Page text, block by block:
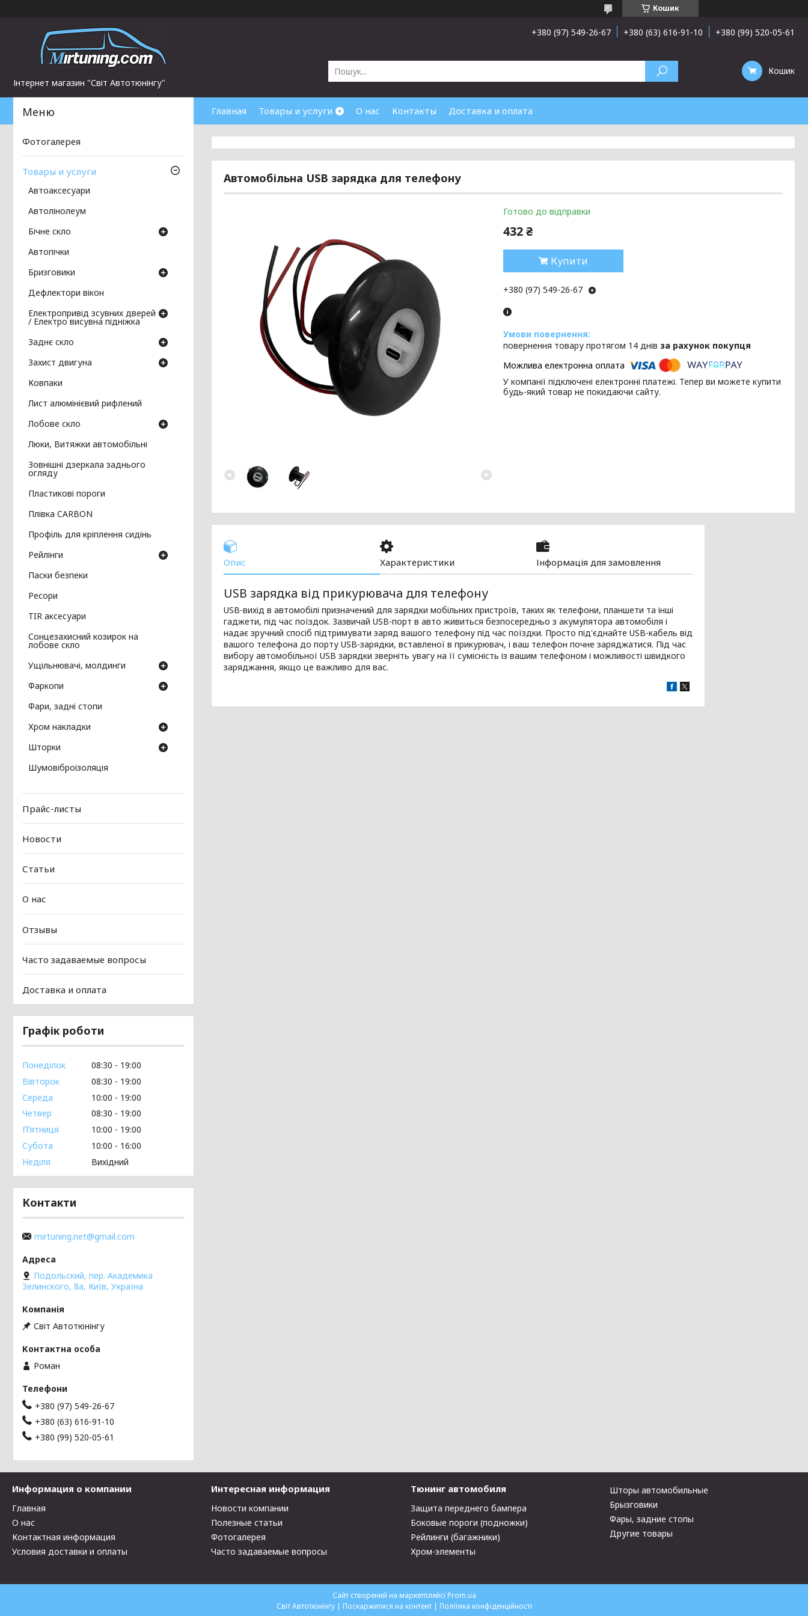
Кошик
Інтернет магазин "Світ Автотюнінгу"
+380 (97) 549-26-67 +380 (63) 616-91-10 +380 (99) 520-05-61
Кошик
Главная Товары и услуги О нас Контакты Доставка и оплата
Автомобільна USB зарядка для телефону
Готово до відправки
432 ₴
Купити
+380 (97) 549-26-67
повернення товару протягом 14 днів за рахунок покупця
У компанії підключені електронні платежі. Тепер ви можете купити
будь-який товар не покидаючи сайту.
Опис Характеристики Інформація для замовлення
USB зарядка від прикурювача для телефону
USB-вихід в автомобілі призначений для зарядки мобільних пристроїв, таких як телефони, планшети та інші
гаджети, під час поїздок. Зазвичай USB-порт в авто живиться безпосередньо з акумулятора автомобіля і
надає зручний спосіб підтримувати заряд вашого телефону під час поїздки. Просто під'єднайте USB-кабель від
вашого телефона до порту USB-зарядки, вставленої в прикурювач, і ваш телефон почне заряджатися. Під час
вибору автомобільної USB зарядки зверніть увагу на її сумісність із вашим телефоном і можливості швидкого
заряджання, якщо це важливо для вас.
Фотогалерея
Товары и услуги
Автоаксесуари
Автолінолеум
Бічне скло
Автопічки
Бризговики
Дефлектори вікон
Електропривід зсувних дверей
/ Електро висувна підніжка
Заднє скло
Захист двигуна
Ковпаки
Лист алюмінієвий рифлений
Лобове скло
Люки, Витяжки автомобільні
Зовнішні дзеркала заднього
огляду
Пластикові пороги
Плівка CARBON
Профіль для кріплення сидінь
Рейлінги
Паски безпеки
Ресори
TIR аксесуари
Сонцезахисний козирок на
лобове скло
Ущільнювачі, молдинги
Фаркопи
Фари, задні стопи
Хром накладки
Шторки
Шумовіброізоляція
Прайс-листы
Новости
Статьи
О нас
Отзывы
Часто задаваемые вопросы
Доставка и оплата
Графік роботи
Понеділок 08:30
19:00
Вівторок
08:30
19:00
Середа
10:00
19:00
Четвер
08:30
19:00
Пʼятниця
10:00
19:00
Субота
10:00
16:00
Неділя
Вихідний
Контакти
mirtuning.net@gmail.com
Подольский, пер. Академика
Зелинского, 8а, Київ, Україна
Світ Автотюнінгу
Роман
+380 (97) 549-26-67
+380 (63) 616-91-10
+380 (99) 520-05-61
Информация о компании
Главная
О нас
Контактная информация
Условия доставки и оплаты
Интересная информация
Новости компании
Полезные статьи
Фотогалерея
Часто задаваемые вопросы
Тюнинг автомобиля
Защита переднего бампера
Боковые пороги (подножки)
Рейлинги (багажники)
Хром-элементы
Шторы автомобильные
Брызговики
Фары, задние стопы
Другие товары
Сайт створений на маркетплейсі Prom.ua
Світ Автотюнінгу | Поскаржитися на контент | Політика конфіденційності